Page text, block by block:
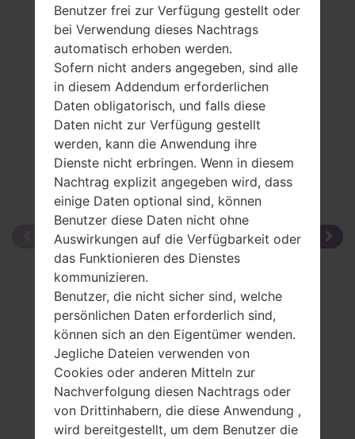
Vergleiche
Benutzer frei zur Verfügung gestellt oder
bei Verwendung dieses Nachtrags
automatisch erhoben werden.
Sofern nicht anders angegeben, sind alle
in diesem Addendum erforderlichen
Daten obligatorisch, und falls diese
Daten nicht zur Verfügung gestellt
werden, kann die Anwendung ihre
Dienste nicht erbringen. Wenn in diesem
Nachtrag explizit angegeben wird, dass
einige Daten optional sind, können
Benutzer diese Daten nicht ohne
Auswirkungen auf die Verfügbarkeit oder
das Funktionieren des Dienstes
kommunizieren.
Benutzer, die nicht sicher sind, welche
persönlichen Daten erforderlich sind,
können sich an den Eigentümer wenden.
Jegliche Dateien verwenden von
Cookies oder anderen Mitteln zur
Nachverfolgung diesen Nachtrags oder
von Drittinhabern, die diese Anwendung ,
wird bereitgestellt, um dem Benutzer die